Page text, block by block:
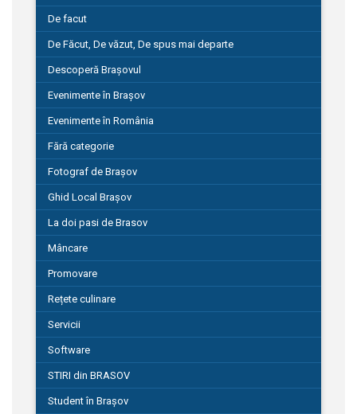
De facut
De Făcut, De văzut, De spus mai departe
Descoperă Brașovul
Evenimente în Brașov
Evenimente în România
Fără categorie
Fotograf de Brașov
Ghid Local Brașov
La doi pasi de Brasov
Mâncare
Promovare
Rețete culinare
Servicii
Software
STIRI din BRASOV
Student în Brașov